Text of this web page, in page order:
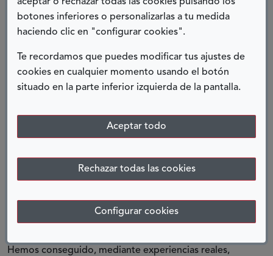
botones inferiores o personalizarlas a tu medida
haciendo clic en "configurar cookies".
Te recordamos que puedes modificar tus ajustes de
cookies en cualquier momento usando el botón
situado en la parte inferior izquierda de la pantalla.
Aceptar todo
Rechazar todas las cookies
Configurar cookies
El éxito radica en su transversalidad y añade a la
variable protagonista de la ecuación de la inclusión, el
candidato con discapacidad, otra variable clave: el
dimensiones se abordan desde el análisis de la
Estrategia y Liderazgo de la Dirección, la Gestión de
los Recursos Humanos, la Accesibilidad, el Marketing y
Proveedores y la Acción Social.
diagnóstico donde se hace converger todo lo que ya
se está haciendo y que facilita una hoja de ruta que
empresa avanzar en el camino de la excelencia en la
gestión de la diversidad.
Hemos conseguido, mediante experiencias reales,